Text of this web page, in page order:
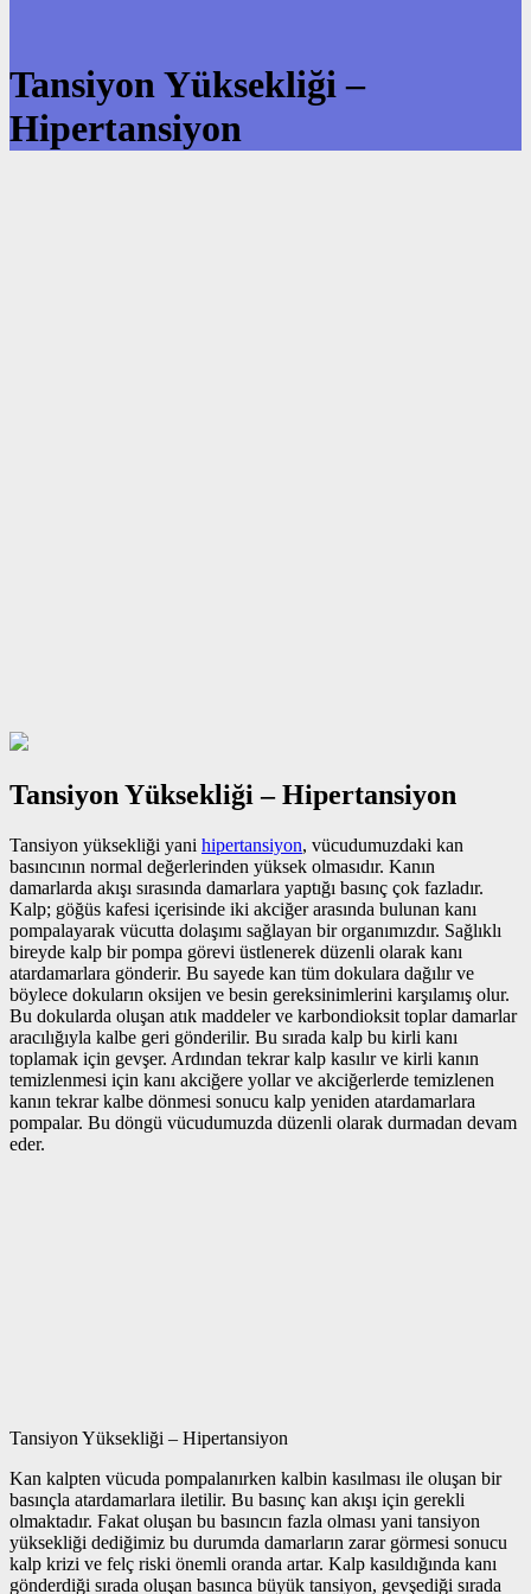
Tansiyon Yüksekliği –
Hipertansiyon
Tansiyon Yüksekliği – Hipertansiyon
Tansiyon yüksekliği yani hipertansiyon, vücudumuzdaki kan
basıncının normal değerlerinden yüksek olmasıdır. Kanın
damarlarda akışı sırasında damarlara yaptığı basınç çok fazladır.
Kalp; göğüs kafesi içerisinde iki akciğer arasında bulunan kanı
pompalayarak vücutta dolaşımı sağlayan bir organımızdır. Sağlıklı
bireyde kalp bir pompa görevi üstlenerek düzenli olarak kanı
atardamarlara gönderir. Bu sayede kan tüm dokulara dağılır ve
böylece dokuların oksijen ve besin gereksinimlerini karşılamış olur.
Bu dokularda oluşan atık maddeler ve karbondioksit toplar damarlar
aracılığıyla kalbe geri gönderilir. Bu sırada kalp bu kirli kanı
toplamak için gevşer. Ardından tekrar kalp kasılır ve kirli kanın
temizlenmesi için kanı akciğere yollar ve akciğerlerde temizlenen
kanın tekrar kalbe dönmesi sonucu kalp yeniden atardamarlara
pompalar. Bu döngü vücudumuzda düzenli olarak durmadan devam
eder.
Tansiyon Yüksekliği – Hipertansiyon
Kan kalpten vücuda pompalanırken kalbin kasılması ile oluşan bir
basınçla atardamarlara iletilir. Bu basınç kan akışı için gerekli
olmaktadır. Fakat oluşan bu basıncın fazla olması yani tansiyon
yüksekliği dediğimiz bu durumda damarların zarar görmesi sonucu
kalp krizi ve felç riski önemli oranda artar. Kalp kasıldığında kanı
gönderdiği sırada oluşan basınca büyük tansiyon, gevşediği sırada